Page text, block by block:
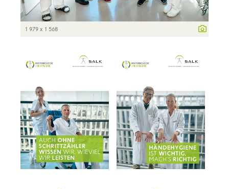
1 979 x 1 568